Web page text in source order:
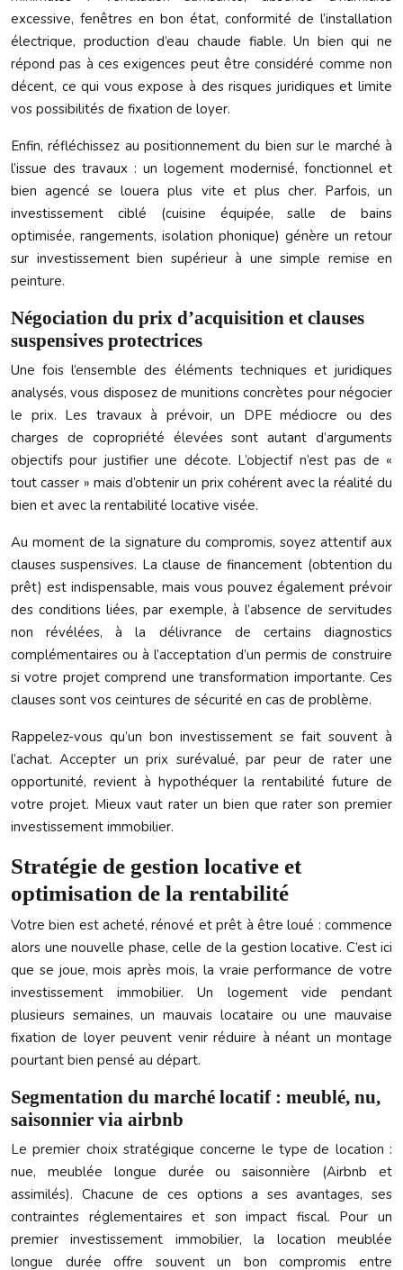
excessive, fenêtres en bon état, conformité de l’installation
électrique, production d’eau chaude fiable. Un bien qui ne
répond pas à ces exigences peut être considéré comme non
décent, ce qui vous expose à des risques juridiques et limite
vos possibilités de fixation de loyer.
Enfin, réfléchissez au positionnement du bien sur le marché à
l’issue des travaux : un logement modernisé, fonctionnel et
bien agencé se louera plus vite et plus cher. Parfois, un
investissement ciblé (cuisine équipée, salle de bains
optimisée, rangements, isolation phonique) génère un retour
sur investissement bien supérieur à une simple remise en
peinture.
Négociation du prix d’acquisition et clauses
suspensives protectrices
Une fois l’ensemble des éléments techniques et juridiques
analysés, vous disposez de munitions concrètes pour négocier
le prix. Les travaux à prévoir, un DPE médiocre ou des
charges de copropriété élevées sont autant d’arguments
objectifs pour justifier une décote. L’objectif n’est pas de «
tout casser » mais d’obtenir un prix cohérent avec la réalité du
bien et avec la rentabilité locative visée.
Au moment de la signature du compromis, soyez attentif aux
clauses suspensives. La clause de financement (obtention du
prêt) est indispensable, mais vous pouvez également prévoir
des conditions liées, par exemple, à l’absence de servitudes
non révélées, à la délivrance de certains diagnostics
complémentaires ou à l’acceptation d’un permis de construire
si votre projet comprend une transformation importante. Ces
clauses sont vos ceintures de sécurité en cas de problème.
Rappelez-vous qu’un bon investissement se fait souvent à
l’achat. Accepter un prix surévalué, par peur de rater une
opportunité, revient à hypothéquer la rentabilité future de
votre projet. Mieux vaut rater un bien que rater son premier
investissement immobilier.
Stratégie de gestion locative et
optimisation de la rentabilité
Votre bien est acheté, rénové et prêt à être loué : commence
alors une nouvelle phase, celle de la gestion locative. C’est ici
que se joue, mois après mois, la vraie performance de votre
investissement immobilier. Un logement vide pendant
plusieurs semaines, un mauvais locataire ou une mauvaise
fixation de loyer peuvent venir réduire à néant un montage
pourtant bien pensé au départ.
Segmentation du marché locatif : meublé, nu,
saisonnier via airbnb
Le premier choix stratégique concerne le type de location :
nue, meublée longue durée ou saisonnière (Airbnb et
assimilés). Chacune de ces options a ses avantages, ses
contraintes réglementaires et son impact fiscal. Pour un
premier investissement immobilier, la location meublée
longue durée offre souvent un bon compromis entre